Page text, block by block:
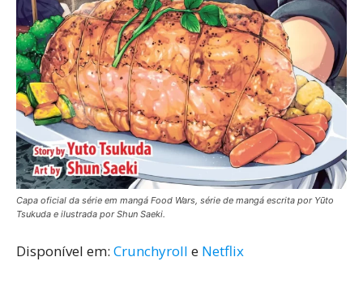
Capa oficial da série em mangá Food Wars, série de mangá escrita por Yūto
Tsukuda e ilustrada por Shun Saeki.
Disponível em: Crunchyroll e Netflix